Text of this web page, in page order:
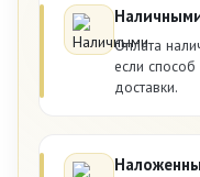
Оплата
если
доставки.